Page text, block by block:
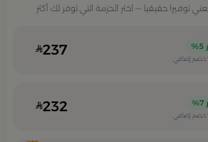
توفيرا حقيقيا — اختر الحزمة التي توفر لك أكثر
5%
خصم إضافي 237
7%
خصم إضافي 232